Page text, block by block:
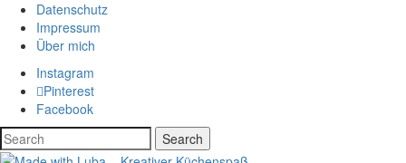
Datenschutz
Impressum
Über mich
Instagram
Pinterest
Facebook
Search